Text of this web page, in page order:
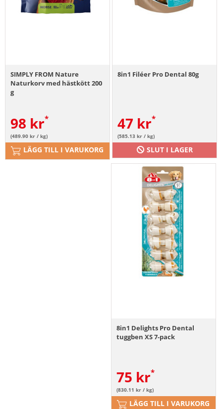
SIMPLY FROM Nature
Naturkorv med hästkött 200
g
98 kr
(489.90 kr / kg)
LÄGG TILL I VARUKORG
8in1 Filéer Pro Dental 80g
47 kr
(585.13 kr / kg)
SLUT I LAGER
8in1 Delights Pro Dental
tuggben XS 7-pack
75 kr
(830.11 kr / kg)
LÄGG TILL I VARUKORG